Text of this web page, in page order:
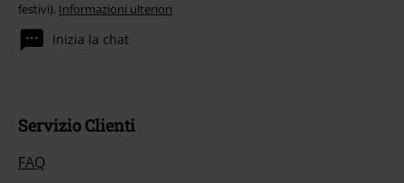
festivi). Informazioni ulteriori
Inizia la chat
Servizio Clienti
FAQ